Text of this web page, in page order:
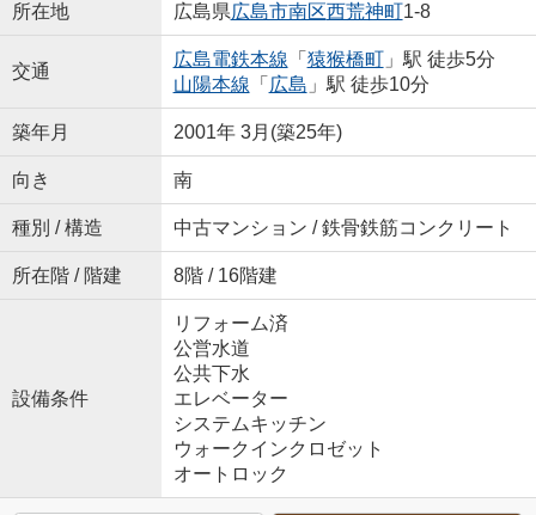
所在地 広島県広島市南区西荒神町1-8
交通
広島電鉄本線 「 猿猴橋町」駅 徒歩5分
山陽本線 「 広島 」駅 徒歩10分
築年月 2001年 3月(築25年)
向き 南
種別 / 構造 中古マンション / 鉄骨鉄筋コンクリート
所在階 / 階建 8階 / 16階建
設備条件
リフォーム済
公営水道
公共下水
エレベーター
システムキッチン
ウォークインクロゼット
オートロック